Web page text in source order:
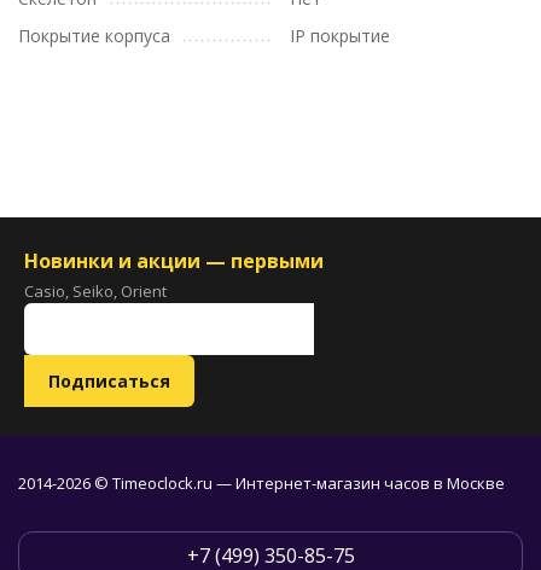
Покрытие корпуса
IP покрытие
Новинки и акции — первыми
Casio, Seiko, Orient
2014-2026 © Timeoclock.ru — Интернет-магазин часов в Москве
+7 (499) 350-85-75